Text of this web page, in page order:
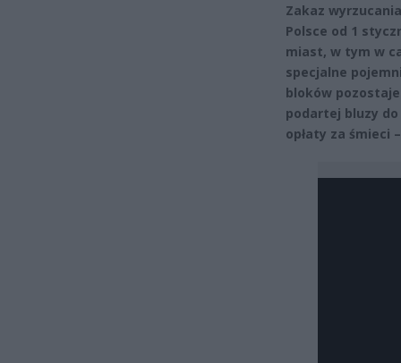
Zakaz
Polsce od 1
miast, w tym w
specjalne
bloków pozostaje
podartej bluzy
opłaty za śmieci